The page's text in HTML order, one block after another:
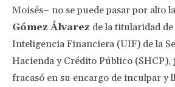
Moisés– no se puede pasar por alto
Gómez Álvarez de la titularidad
Inteligencia Financiera (UIF) de la
Hacienda y Crédito Público (SHCP),
fracasó en su encargo de inculpar y